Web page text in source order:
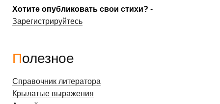
Хотите опубликовать свои стихи? -
Зарегистрируйтесь
Полезное
Справочник литератора
Крылатые выражения